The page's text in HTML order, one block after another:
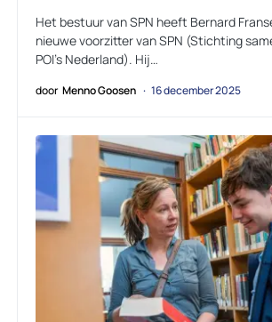
Het bestuur van SPN heeft Bernard
nieuwe voorzitter van SPN (Stichting
POI’s Nederland). Hij…
door Menno Goosen 16 december 2025